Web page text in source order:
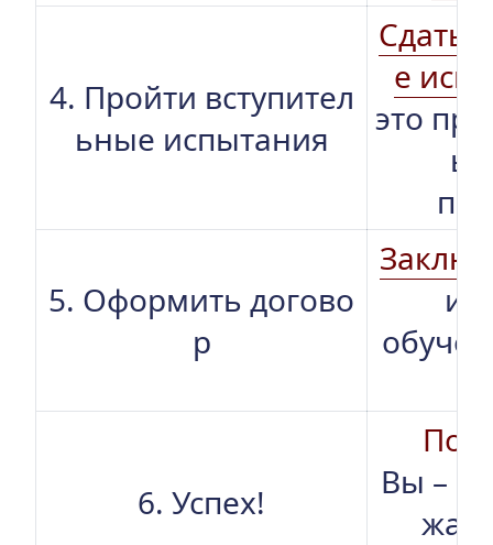
4. Пройти вступител
ьные испытания
Сдать
е
это
5. Оформить догово
р
и
6. Успех!
Вы –
жа